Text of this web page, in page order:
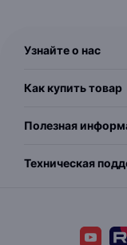
Узнайте о нас
Как купить товар
Полезная
Техническая